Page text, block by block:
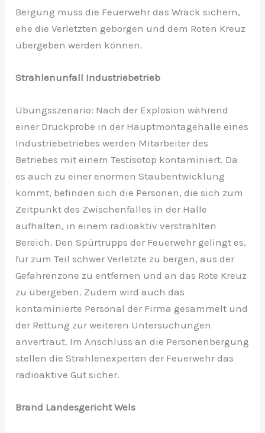
Bergung muss die Feuerwehr das Wrack sichern,
ehe die Verletzten geborgen und dem Roten Kreuz
übergeben werden können.
Strahlenunfall Industriebetrieb
Übungsszenario: Nach der Explosion während
einer Druckprobe in der Hauptmontagehalle eines
Industriebetriebes werden Mitarbeiter des
Betriebes mit einem Testisotop kontaminiert. Da
es auch zu einer enormen Staubentwicklung
kommt, befinden sich die Personen, die sich zum
Zeitpunkt des Zwischenfalles in der Halle
aufhalten, in einem radioaktiv verstrahlten
Bereich. Den Spürtrupps der Feuerwehr gelingt es,
für zum Teil schwer Verletzte zu bergen, aus der
Gefahrenzone zu entfernen und an das Rote Kreuz
zu übergeben. Zudem wird auch das
kontaminierte Personal der Firma gesammelt und
der Rettung zur weiteren Untersuchungen
anvertraut. Im Anschluss an die Personenbergung
stellen die Strahlenexperten der Feuerwehr das
radioaktive Gut sicher.
Brand Landesgericht Wels